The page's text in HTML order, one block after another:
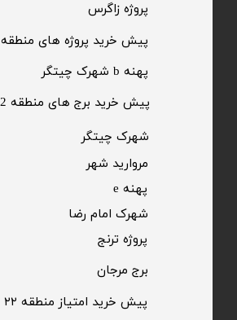
پیش خرید برج های منطقه 22
پهنه b شهرک چیتگر
پیش خرید پروژه های منطقه 22
​پروژه زاگرس
​پروژه ترنج
​شهرک چیتگر
مروارید شهر​​​​​​​
شهرک امام رضا
پهنه e
برج مرجان
پیش خرید امتیاز منطقه ۲۲​​​​​​​